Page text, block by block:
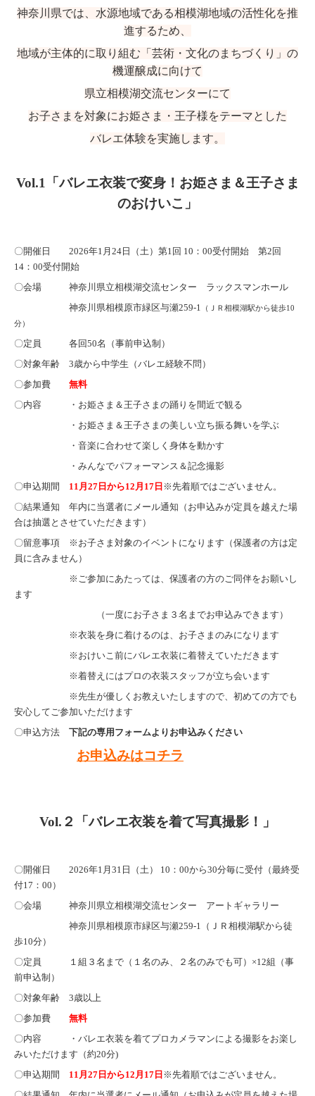
神奈川県では、水源地域である相模湖地域の活性化を推
進するため、
地域が主体的に取り組む「芸術・文化のまちづくり」の
機運醸成に向けて
県立相模湖交流センターにて
お子さまを対象にお姫さま・王子様をテーマとした
バレエ体験を実施します。
Vol.1「バレエ衣装で変身！お姫さま＆王子さま
のおけいこ」
〇開催日 2026年1月24日（土）第1回 10 ：00受付開始 第2回
14：00受付開始
〇会場
神奈川県立相模湖交流センター ラックスマンホール
神奈川県相模原市緑区与瀬259-1 （ＪＲ相模湖駅から徒歩10
分）
〇定員 各回50名（事前申込制）
〇対象年齢 3歳から中学生（バレエ経験不問）
〇参加費 無料
〇内容 ・お姫さま＆王子さまの踊りを間近で観る
・お姫さま＆王子さまの美しい立ち振る舞いを学ぶ
・音楽に合わせて楽しく身体を動かす
・みんなでパフォーマンス＆記念撮影
〇申込期間 11月27日から12月17日 ※先着順ではございません。
〇結果通知 年内に当選者にメール通知（お申込みが定員を越えた場
合は抽選とさせていただきます）
〇留意事項 ※お子さま対象のイベントになります（保護者の方は定
員に含みません）
※ご参加にあたっては、保護者の方のご同伴をお願いし
ます
（一度にお子さま３名までお申込みできます）
※衣装を身に着けるのは、お子さまのみになります
※おけいこ前にバレエ衣装に着替えていただきます
※着替えにはプロの衣装スタッフが立ち会います
※先生が優しくお教えいたしますので、初めての方でも
安心してご参加いただけます
〇申込方法 下記の専用フォームよりお申込みください
お申込みはコチラ
Vol.２「バレエ衣装を着て写真撮影！」
〇開催日 2026年1月31日（土） 10：00から30分毎に受付（最終受
付17：00）
〇会場 神奈川県立相模湖交流センター アートギャラリー
神奈川県相模原市緑区与瀬259-1（ＪＲ相模湖駅から徒
歩10分）
〇定員 １組３名まで（１名のみ、２名のみでも可）×12組（事
前申込制）
〇対象年齢 3歳以上
〇参加費 無料
〇内容 ・バレエ衣装を着てプロカメラマンによる撮影をお楽し
みいただけます（約20分)
〇申込期間 11月27日から12月17日 ※先着順ではございません。